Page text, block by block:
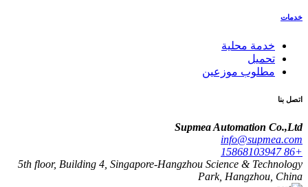
خدمات
خدمة محلية
تحميل
مطلوب موزعين
اتصل بنا
Supmea Automation Co.,Ltd
info@supmea.com
+86 15868103947
5th floor, Building 4, Singapore-Hangzhou Science & Technology
Park, Hangzhou, China